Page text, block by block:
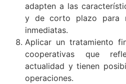
adapten a las
y de corto plazo para
inmediatas.
Aplicar un tratamiento
cooperativas que
actualidad y tienen
operaciones.